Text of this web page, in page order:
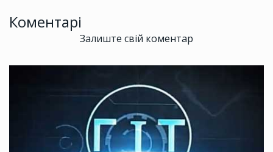
Коментарі
Залиште свій коментар